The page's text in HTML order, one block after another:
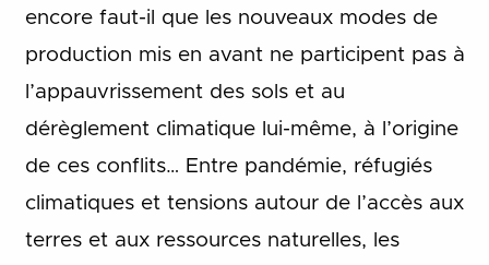
encore faut-il que les nouveaux modes de
production mis en avant ne participent pas à
l’appauvrissement des sols et au
dérèglement climatique lui-même, à l’origine
de ces conflits… Entre pandémie, réfugiés
climatiques et tensions autour de l’accès aux
terres et aux ressources naturelles, les